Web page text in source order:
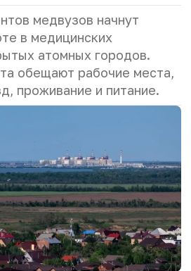
медвузов начнут
в медицинских
атомных городов.
обещают рабочие места,
проживание и питание.